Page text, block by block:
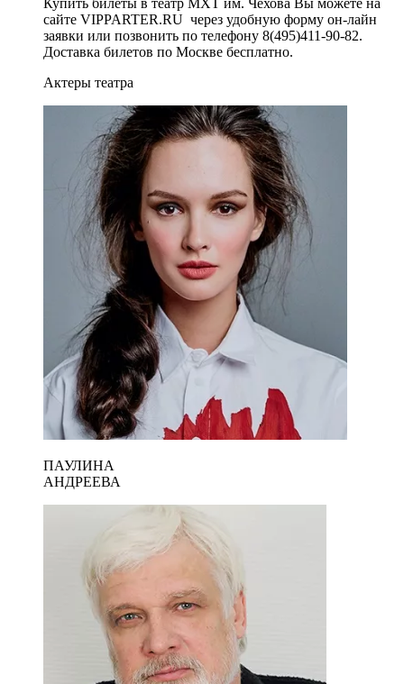
Купить билеты в театр МХТ им. Чехова Вы можете на
сайте VIPPARTER.RU через удобную форму он-лайн
заявки или позвонить по телефону 8(495)411-90-82.
Доставка билетов по Москве бесплатно.
Актеры театра
ПАУЛИНА
АНДРЕЕВА